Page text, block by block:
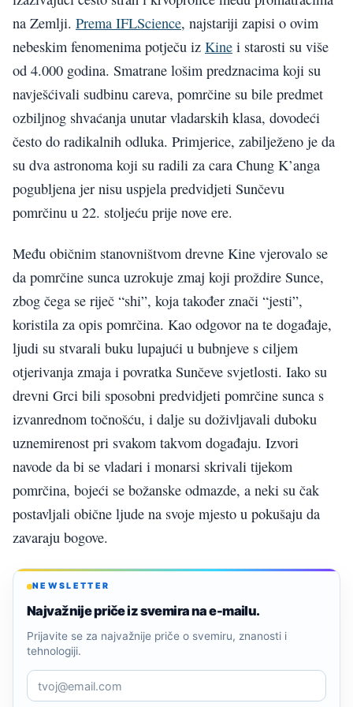
na Zemlji. Prema IFLScience, najstariji zapisi o ovim
nebeskim fenomenima potječu iz Kine i starosti su više
od 4.000 godina. Smatrane lošim predznacima koji su
navješćivali sudbinu careva, pomrčine su bile predmet
ozbiljnog shvaćanja unutar vladarskih klasa, dovodeći
često do radikalnih odluka. Primjerice, zabilježeno je da
su dva astronoma koji su radili za cara Chung K’anga
pogubljena jer nisu uspjela predvidjeti Sunčevu
pomrčinu u 22. stoljeću prije nove ere.
Među običnim stanovništvom drevne Kine vjerovalo se
da pomrčine sunca uzrokuje zmaj koji proždire Sunce,
zbog čega se riječ “shi”, koja također znači “jesti”,
koristila za opis pomrčina. Kao odgovor na te događaje,
ljudi su stvarali buku lupajući u bubnjeve s ciljem
otjerivanja zmaja i povratka Sunčeve svjetlosti. Iako su
drevni Grci bili sposobni predvidjeti pomrčine sunca s
izvanrednom točnošću, i dalje su doživljavali duboku
uznemirenost pri svakom takvom događaju. Izvori
navode da bi se vladari i monarsi skrivali tijekom
pomrčina, bojeći se božanske odmazde, a neki su čak
postavljali obične ljude na svoje mjesto u pokušaju da
zavaraju bogove.
NEWSLETTER
Najvažnije priče iz svemira na e-mailu.
Prijavite se za najvažnije priče o svemiru, znanosti i
tehnologiji.